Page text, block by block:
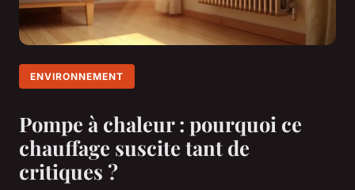
ENVIRONNEMENT
Pompe à chaleur : pourquoi ce
chauffage suscite tant de
critiques ?